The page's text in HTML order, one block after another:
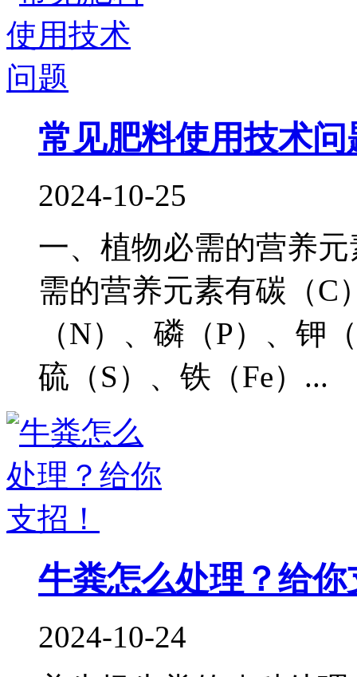
常见肥料使用技术问
2024-10-25
一、植物必需的营养
需的营养元素有碳（C
（N）、磷（P）、钾
硫（S）、铁（Fe）...
牛粪怎么处理？给你
2024-10-24